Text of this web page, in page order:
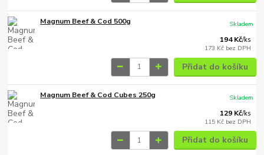
Magnum Beef & Cod 500g
194 Kč/ks
173 Kč bez DPH
Skladem
Přidat do košíku
Magnum Beef & Cod Cubes 250g
129 Kč/ks
115 Kč bez DPH
Skladem
Přidat do košíku